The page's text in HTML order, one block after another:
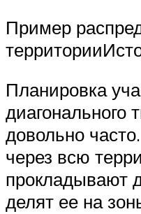
Пример
Планировка
диагонального
довольно
через всю
прокладывают
делят ее на